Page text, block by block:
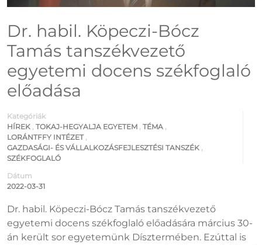
Dr. habil. Köpeczi-Bócz
Tamás tanszékvezető
egyetemi docens székfoglaló
előadása
Kategóriák
HÍREK , TOKAJ-HEGYALJA EGYETEM , TÉMA ,
LORÁNTFFY INTÉZET,
GAZDASÁGI- ÉS VÁLLALKOZÁSFEJLESZTÉSI TANSZÉK ,
SZÉKFOGLALÓ
Dátum
2022-03-31
Dr. habil. Köpeczi-Bócz Tamás tanszékvezető
egyetemi docens székfoglaló előadására március 30-
án került sor egyetemünk Dísztermében. Ezúttal is